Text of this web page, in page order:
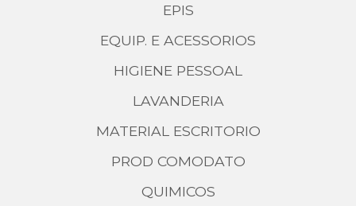
EPIS
EQUIP. E ACESSORIOS
HIGIENE PESSOAL
LAVANDERIA
MATERIAL ESCRITORIO
PROD COMODATO
QUIMICOS